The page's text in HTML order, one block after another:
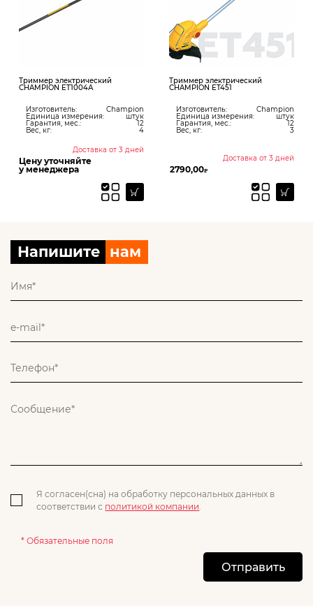
Триммер электрический
CHAMPION ET1004А
Изготовитель: Champion
Единица измерения: штук
Гарантия, мес.: 12
Вес, кг: 4
Доставка от 3 дней
Цену уточняйте
у менеджера
Триммер электрический
CHAMPION ET451
Изготовитель: Champion
Единица измерения: штук
Гарантия, мес.: 12
Вес, кг: 3
Доставка от 3 дней
2790,00₽
Напишите нам
Я согласен(сна) на обработку персональных данных в
соответствии с политикой компании
* Обязательные поля
Отправить